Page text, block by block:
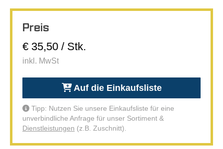
Preis
€ 35,50 / Stk.
inkl. MwSt
Auf die Einkaufsliste
Tipp: Nutzen Sie unsere Einkaufsliste für eine
unverbindliche Anfrage für unser Sortiment &
Dienstleistungen (z.B. Zuschnitt).